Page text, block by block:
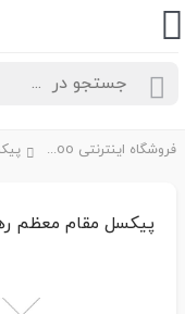
فروشگاه اینترنتی CDhoo
پیکسل مقام معظم